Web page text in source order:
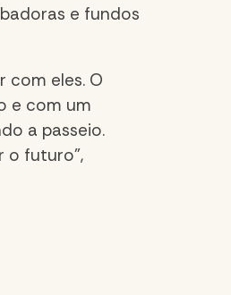
e fundos
com eles. O
e com um
a passeio.
o futuro”,